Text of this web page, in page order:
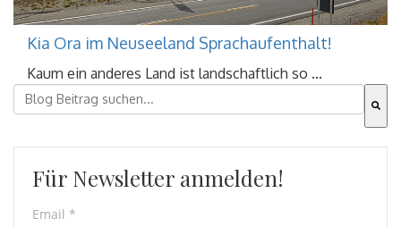
Kia Ora im Neuseeland Sprachaufenthalt!
Kaum ein anderes Land ist landschaftlich so ...
Dies ist ein Suchfeld mit einer automatischen
Für Newsletter anmelden!
Email *